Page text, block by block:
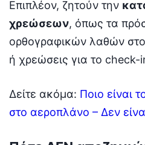
Επιπλέον, ζητούν την
χρεώσεων, όπως τα
ορθογραφικών λαθών στο
ή χρεώσεις για το check-
Δείτε ακόμα: Ποιο είναι
στο αεροπλάνο – Δεν